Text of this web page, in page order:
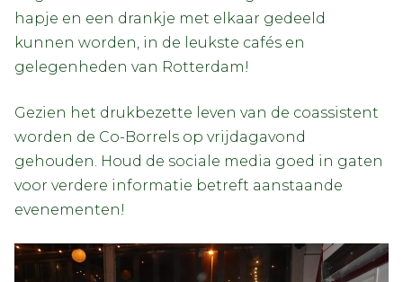
hapje en een drankje met elkaar gedeeld
kunnen worden, in de leukste cafés en
gelegenheden van Rotterdam!
Gezien het drukbezette leven van de coassistent
worden de Co-Borrels op vrijdagavond
gehouden. ​Houd de sociale media goed in gaten
voor verdere informatie betreft aanstaande
evenementen!